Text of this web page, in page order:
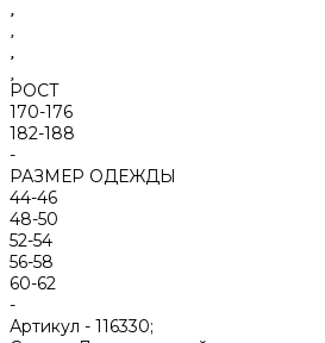
РОСТ
170-176
182-188
-
РАЗМЕР ОДЕЖДЫ
44-46
48-50
52-54
56-58
60-62
-
Артикул - 116330;